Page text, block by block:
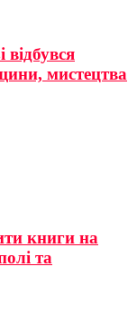
відбувся
мистецтва
книги на
та